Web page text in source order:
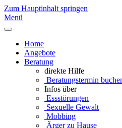
Zum Hauptinhalt springen
Menü
Home
Angebote
Beratung
direkte Hilfe
Beratungstermin
Infos über
Essstörungen
Sexuelle Gewalt
Mobbing
Ärger zu Hause